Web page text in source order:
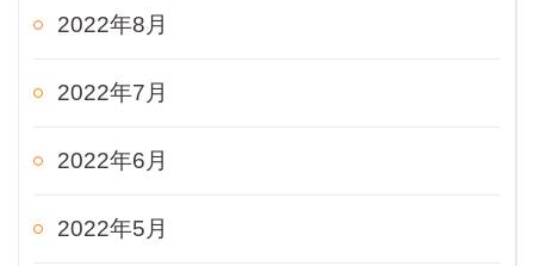
2022年8月
2022年7月
2022年6月
2022年5月